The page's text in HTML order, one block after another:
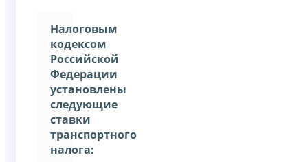
Налоговым
кодексом
Российской
Федерации
установлены
следующие
ставки
транспортного
налога: